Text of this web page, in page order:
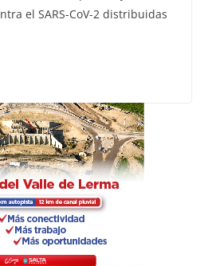
el SARS-CoV-2 distribuidas